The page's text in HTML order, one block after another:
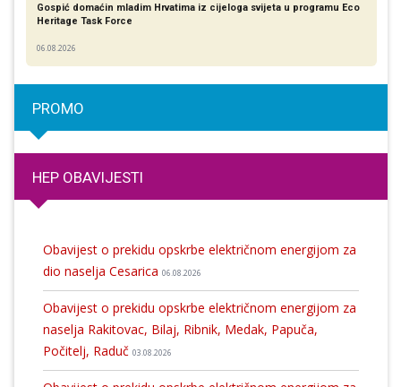
Gospić domaćin mladim Hrvatima iz cijeloga svijeta u programu Eco
Heritage Task Force
06.08.2026
PROMO
HEP OBAVIJESTI
Obavijest o prekidu opskrbe električnom energijom za
dio naselja Cesarica 06.08.2026
Obavijest o prekidu opskrbe električnom energijom za
naselja Rakitovac, Bilaj, Ribnik, Medak, Papuča,
Počitelj, Raduč 03.08.2026